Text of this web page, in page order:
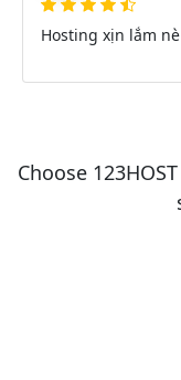
Hosting xịn lắm nè
Choose